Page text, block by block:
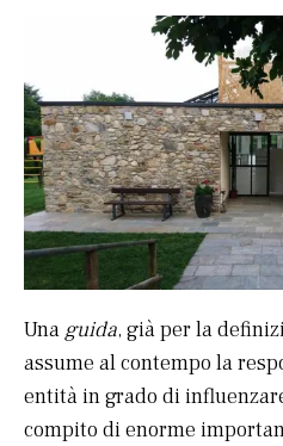
Una guida, già per la
assume al contempo la
entità in grado di
compito di enorme